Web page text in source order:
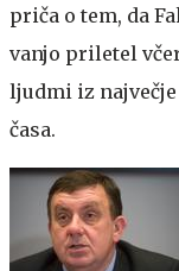
priča o tem, da
vanjo priletel
ljudmi iz
časa.